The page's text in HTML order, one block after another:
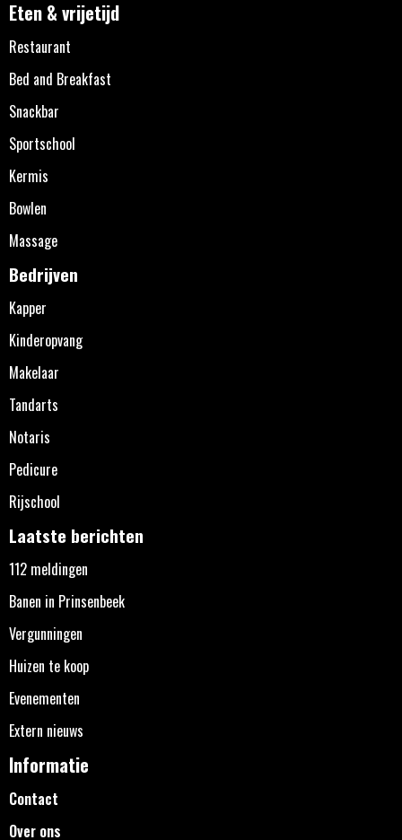
Eten & vrijetijd
Restaurant
Bed and Breakfast
Snackbar
Sportschool
Kermis
Bowlen
Massage
Bedrijven
Kapper
Kinderopvang
Makelaar
Tandarts
Notaris
Pedicure
Rijschool
Laatste berichten
112 meldingen
Banen in Prinsenbeek
Vergunningen
Huizen te koop
Evenementen
Extern nieuws
Informatie
Contact
Over ons